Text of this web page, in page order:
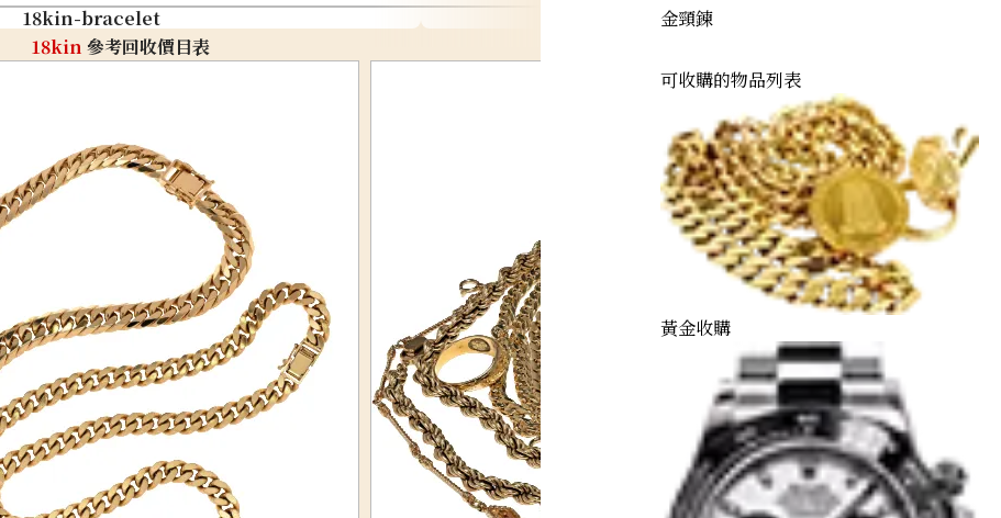
18kin-bracelet
bracelet
18kin 參考回收價目表
金頸鍊
可收購的物品列表
黃金收購